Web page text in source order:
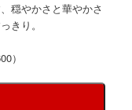
穏やかさと華やかさ
きり。
）